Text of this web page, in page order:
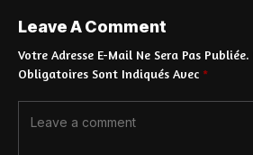
Leave A Comment
Votre Adresse E-Mail Ne Sera Pas Publiée.
Obligatoires Sont Indiqués Avec *